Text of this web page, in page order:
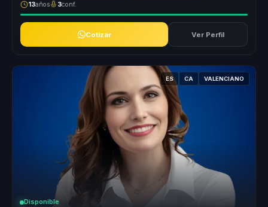
13años 3conf.
Cotizar Ver Perfil
ES CA VALENCIANO
Disponible